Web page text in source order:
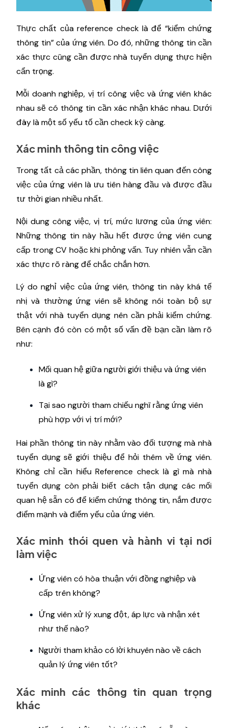
Thực chất của reference check là để “kiểm chứng
thông tin” của ứng viên. Do đó, những thông tin cần
xác thực cũng cần được nhà tuyển dụng thực hiện
cẩn trọng.
Mỗi doanh nghiệp, vị trí công việc và ứng viên khác
nhau sẽ có thông tin cần xác nhận khác nhau. Dưới
đây là một số yếu tố cần check kỹ càng.
Xác minh thông tin công việc
Trong tất cả các phần, thông tin liên quan đến công
việc của ứng viên là ưu tiên hàng đầu và được đầu
tư thời gian nhiều nhất.
Nội dung công việc, vị trí, mức lương của ứng viên:
Những thông tin này hầu hết được ứng viên cung
cấp trong CV hoặc khi phỏng vấn. Tuy nhiên vẫn cần
xác thực rõ ràng để chắc chắn hơn.
Lý do nghỉ việc của ứng viên, thông tin này khá tế
nhị và thường ứng viên sẽ không nói toàn bộ sự
thật với nhà tuyển dụng nên cần phải kiểm chứng.
Bên cạnh đó còn có một số vấn đề bạn cần làm rõ
như:
Mối quan hệ giữa người giới thiệu và ứng viên
là gì?
Tại sao người tham chiếu nghĩ rằng ứng viên
phù hợp với vị trí mới?
Hai phần thông tin này nhằm vào đối tượng mà nhà
tuyển dụng sẽ giới thiệu để hỏi thêm về ứng viên.
Không chỉ cần hiểu Reference check là gì mà nhà
tuyển dụng còn phải biết cách tận dụng các mối
quan hệ sẵn có để kiểm chứng thông tin, nắm được
điểm mạnh và điểm yếu của ứng viên.
Xác minh thói quen và hành vi tại nơi
làm việc
Ứng viên có hòa thuận với đồng nghiệp và
cấp trên không?
Ứng viên xử lý xung đột, áp lực và nhận xét
như thế nào?
Người tham khảo có lời khuyên nào về cách
quản lý ứng viên tốt?
Xác minh các thông tin quan trọng
khác